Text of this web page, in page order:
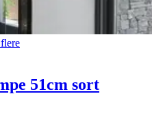
51cm sort